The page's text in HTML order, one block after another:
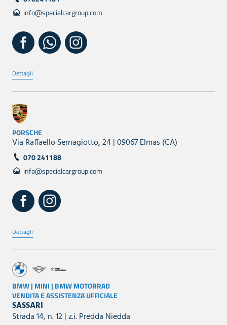
info@specialcargroup.com
Dettagli
PORSCHE
Via Raffaello Sernagiotto, 24 | 09067 Elmas (CA)
070 241188
info@specialcargroup.com
Dettagli
BMW | MINI | BMW MOTORRAD
VENDITA E ASSISTENZA UFFICIALE
SASSARI
Strada 14, n. 12 | z.i. Predda Niedda